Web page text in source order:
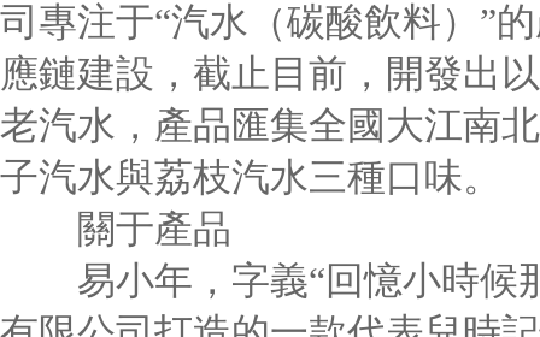
司專注于“汽水（碳酸飲料）”
應鏈建設，截止目前，開發出
老汽水，產品匯集全國大江南
子汽水與荔枝汽水三種口味。
關于產品
易小年，字義“回憶小時候